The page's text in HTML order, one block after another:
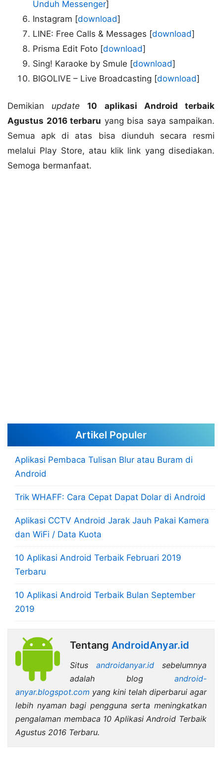
Unduh Messenger]
Instagram [download]
LINE: Free Calls & Messages [download]
Prisma Edit Foto [download]
Sing! Karaoke by Smule [download]
BIGOLIVE – Live Broadcasting [download]
Demikian update
10 aplikasi Android terbaik
Agustus 2016 terbaru yang bisa saya sampaikan.
Semua apk di atas bisa diunduh secara resmi
melalui Play Store, atau klik link yang disediakan.
Semoga bermanfaat.
Artikel Populer
Aplikasi Pembaca Tulisan Blur atau Buram di
Android
Trik WHAFF: Cara Cepat Dapat Dolar di Android
Aplikasi CCTV Android Jarak Jauh Pakai Kamera
dan WiFi / Data Kuota
10 Aplikasi Android Terbaik Februari 2019
Terbaru
10 Aplikasi Android Terbaik Bulan September
2019
Tentang AndroidAnyar.id
Situs androidanyar.id sebelumnya
adalah blog android-
anyar.blogspot.com yang kini telah diperbarui agar
lebih nyaman bagi pengguna serta meningkatkan
pengalaman membaca 10 Aplikasi Android Terbaik
Agustus 2016 Terbaru.